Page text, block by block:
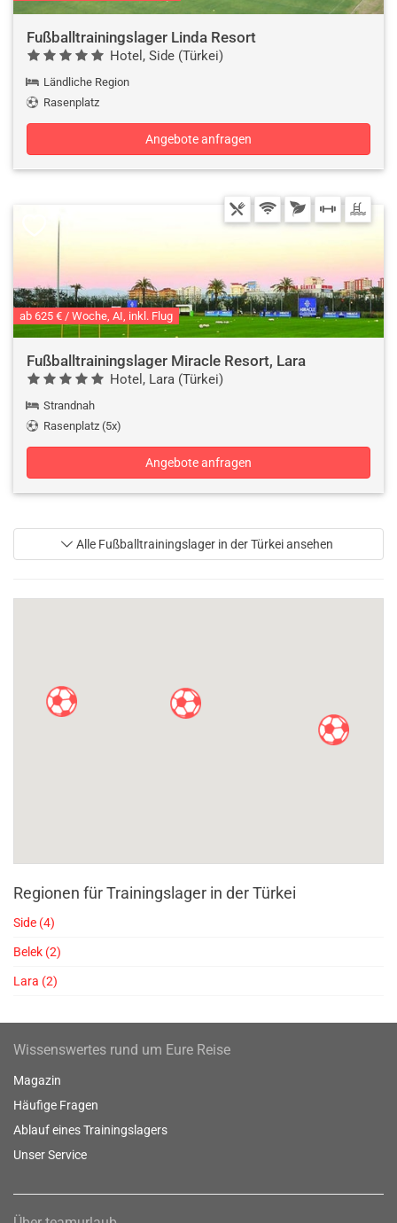
Fußballtrainingslager Linda Resort
Hotel, Side (Türkei)
Ländliche Region
Rasenplatz
Angebote anfragen
ab 625 € / Woche, AI, inkl. Flug
Fußballtrainingslager Miracle Resort, Lara
Hotel, Lara (Türkei)
Strandnah
Rasenplatz (5x)
Angebote anfragen
Alle Fußballtrainingslager in der Türkei ansehen
Regionen für Trainingslager in der Türkei
Side (4)
Belek (2)
Lara (2)
Wissenswertes rund um Eure Reise
Magazin
Häufige Fragen
Ablauf eines Trainingslagers
Unser Service